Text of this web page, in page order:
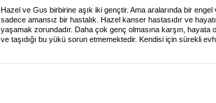
Hazel ve Gus birbirine aşık iki gençtir. Ama aralarında bir
sadece amansız bir hastalık. Hazel kanser hastasıdır ve
yaşamak zorundadır. Daha çok genç olmasına karşın, hayata
ve taşıdığı bu yükü sorun etmemektedir. Kendisi için sürekli